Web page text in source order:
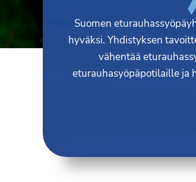
Suomen
hyväksi. Yhdistyksen
vähentää
eturauhasyöpäpotilaille ja